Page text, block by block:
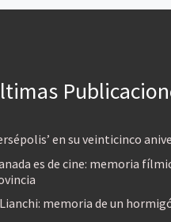
en su veinticinco
es de cine: memoria
memoria de un